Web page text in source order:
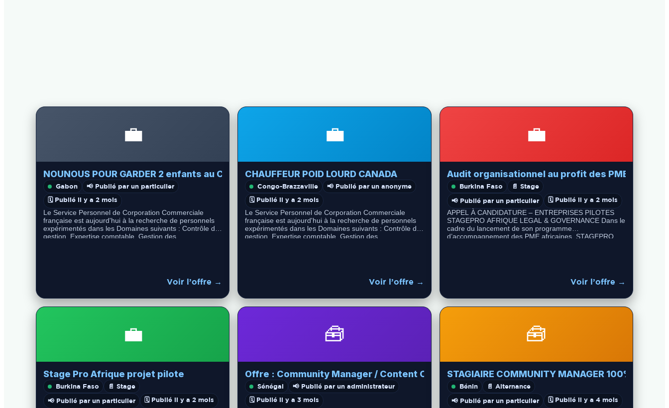
💼
NOUNOUS POUR GARDER 2 enfants au Canada
Gabon
📢 Publié par un particulier
🗓️ Publié il y a 2 mois
Le Service Personnel de Corporation Commerciale
française est aujourd'hui à la recherche de personnels
expérimentés dans les Domaines suivants : Contrôle de
gestion, Expertise comptable, Gestion des
Voir l’offre →
💼
CHAUFFEUR POID LOURD CANADA
Congo-Brazzaville
📢 Publié par un anonyme
🗓️ Publié il y a 2 mois
Le Service Personnel de Corporation Commerciale
française est aujourd'hui à la recherche de personnels
expérimentés dans les Domaines suivants : Contrôle de
gestion, Expertise comptable, Gestion des
Voir l’offre →
💼
Audit organisationnel au profit des PME ONG et
Burkina Faso
📄 Stage
📢 Publié par un particulier
🗓️ Publié il y a 2 mois
APPEL À CANDIDATURE – ENTREPRISES PILOTES
STAGEPRO AFRIQUE LEGAL & GOVERNANCE Dans le
cadre du lancement de son programme
d’accompagnement des PME africaines, STAGEPRO
Voir l’offre →
💼
Stage Pro Afrique projet pilote
Burkina Faso
📄 Stage
📢 Publié par un particulier
🗓️ Publié il y a 2 mois
🧰
Offre : Community Manager / Content Creator (H/F)
Sénégal
📢 Publié par un administrateur
🗓️ Publié il y a 3 mois
🧰
STAGIAIRE COMMUNITY MANAGER 100%
Bénin
📄 Alternance
📢 Publié par un particulier
🗓️ Publié il y a 4 mois